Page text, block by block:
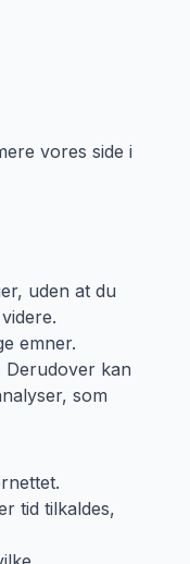
vores side i
uden at du
emner.
Derudover kan
som
tid tilkaldes,